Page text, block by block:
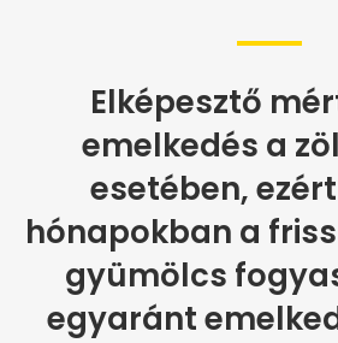
Elképesztő
emelkedés a
esetében,
hónapokban a
gyümölcs
egyaránt